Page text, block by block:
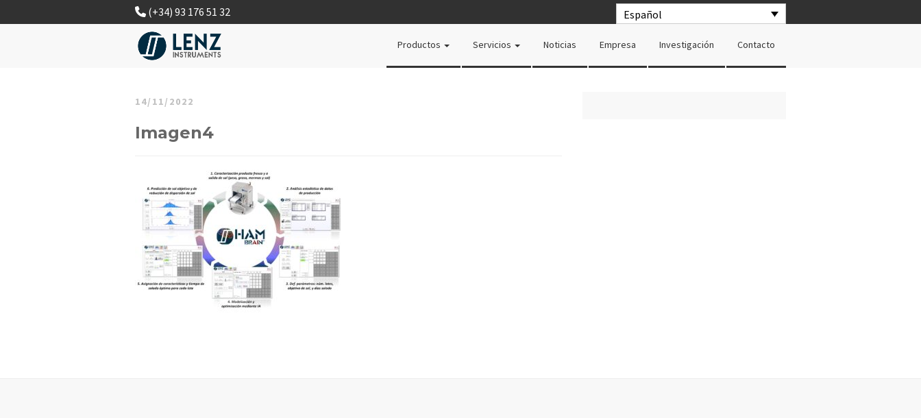
Español
(+34) 93 176 51 32
Productos Servicios Noticias Empresa Investigación Contacto
14/11/2022
Imagen4